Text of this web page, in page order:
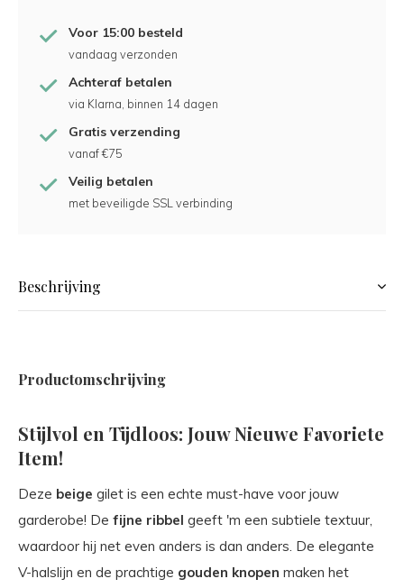
Voor 15:00 besteld
vandaag verzonden
Achteraf betalen
via Klarna, binnen 14 dagen
Gratis verzending
vanaf €75
Veilig betalen
met beveiligde SSL verbinding
Beschrijving
Productomschrijving
Stijlvol en Tijdloos: Jouw Nieuwe Favoriete
Item!
Deze beige gilet is een echte must-have voor jouw
garderobe! De fijne ribbel geeft 'm een subtiele textuur,
waardoor hij net even anders is dan anders. De elegante
V-halslijn en de prachtige gouden knopen maken het